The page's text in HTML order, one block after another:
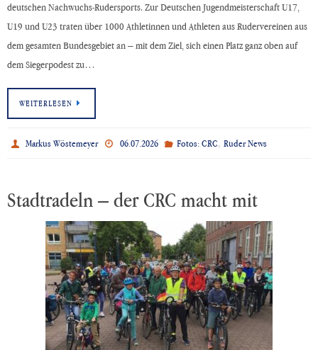
deutschen Nachwuchs-Rudersports. Zur Deutschen Jugendmeisterschaft U17,
U19 und U23 traten über 1000 Athletinnen und Athleten aus Rudervereinen aus
dem gesamten Bundesgebiet an – mit dem Ziel, sich einen Platz ganz oben auf
dem Siegerpodest zu…
WEITERLESEN
Markus Wöstemeyer 06.07.2026 Fotos: CRC, Ruder News
Stadtradeln – der CRC macht mit